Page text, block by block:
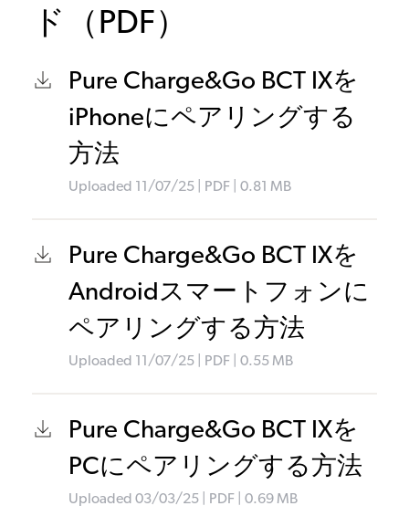
ド（PDF）
Pure Charge&Go BCT IXを
iPhoneにペアリングする
方法
Uploaded 11/07/25 PDF | 0.81 MB
Pure Charge&Go BCT IXを
Androidスマートフォンに
ペアリングする方法
Uploaded 11/07/25 PDF | 0.55 MB
Pure Charge&Go BCT IXを
PCにペアリングする方法
Uploaded 03/03/25 PDF | 0.69 MB